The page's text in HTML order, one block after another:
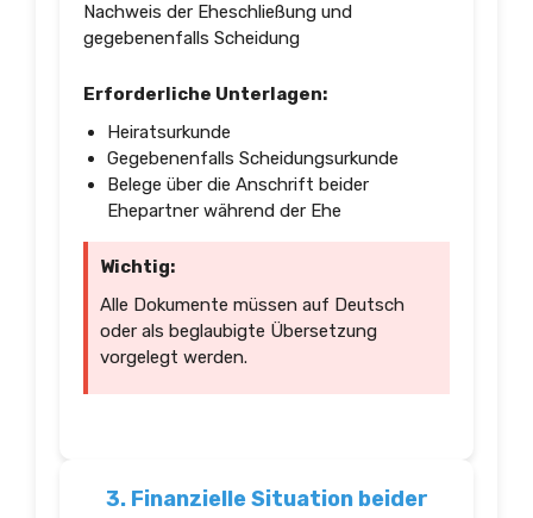
Nachweis der Eheschließung und
gegebenenfalls Scheidung
Erforderliche Unterlagen:
Heiratsurkunde
Gegebenenfalls Scheidungsurkunde
Belege über die Anschrift beider
Ehepartner während der Ehe
Wichtig:
Alle Dokumente müssen auf Deutsch
oder als beglaubigte Übersetzung
vorgelegt werden.
3. Finanzielle Situation beider